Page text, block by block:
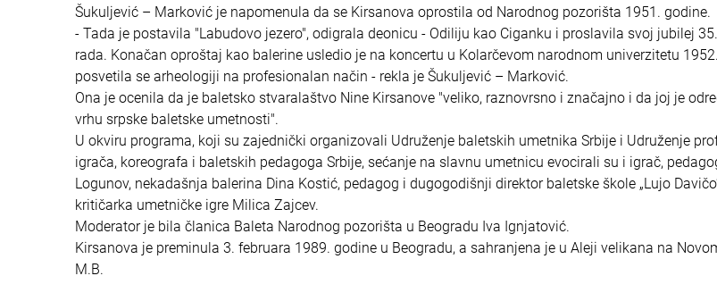
Šukuljević – Marković je napomenula da se Kirsanova oprostila od Narodnog pozorišta 1951. godine.
- Tada je postavila "Labudovo jezero", odigrala deonicu - Odiliju kao Ciganku i proslavila svoj jubilej
rada. Konačan oproštaj kao balerine usledio je na koncertu u Kolarčevom narodnom univerzitetu
posvetila se arheologiji na profesionalan način - rekla je Šukuljević – Marković.
Ona je ocenila da je baletsko stvaralaštvo Nine Kirsanove "veliko, raznovrsno i značajno i da joj je
vrhu srpske baletske umetnosti".
U okviru programa, koji su zajednički organizovali Udruženje baletskih umetnika Srbije i Udruženje
igrača, koreografa i baletskih pedagoga Srbije, sećanje na slavnu umetnicu evocirali su i igrač,
Logunov, nekadašnja balerina Dina Kostić, pedagog i dugogodišnji direktor baletske škole „Lujo
kritičarka umetničke igre Milica Zajcev.
Moderator je bila članica Baleta Narodnog pozorišta u Beogradu Iva Ignjatović.
Kirsanova je preminula 3. februara 1989. godine u Beogradu, a sahranjena je u Aleji velikana na
M.B.